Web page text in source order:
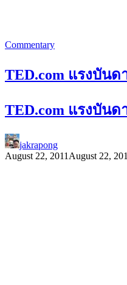
Commentary
TED.com แรงบัน
TED.com แรงบัน
jakrapong
August 22, 2011 August 22,